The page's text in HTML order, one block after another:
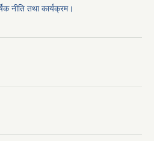
नीति तथा कार्यक्रम।